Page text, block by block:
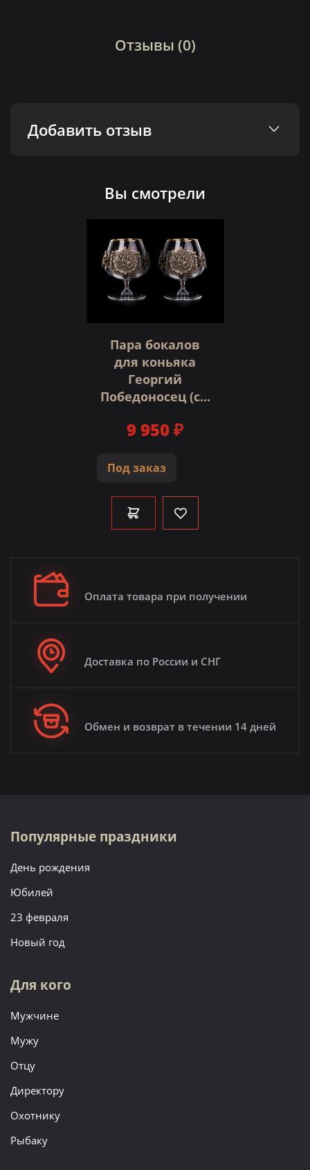
Отзывы (0)
Добавить отзыв
Вы смотрели
Пара бокалов
для коньяка
Георгий
Победоносец (с...
Под заказ
9 950 ₽
Оплата товара при получении
Доставка по России и СНГ
Обмен и возврат в течении 14 дней
Популярные праздники
День рождения
Юбилей
23 февраля
Новый год
Для кого
Мужчине
Мужу
Отцу
Директору
Охотнику
Рыбаку